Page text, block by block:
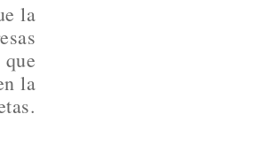
la
la